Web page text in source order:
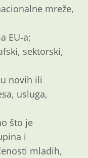
mreže,
EU-a;
sektorski,
novih ili
usluga,
što je
i
mladih,